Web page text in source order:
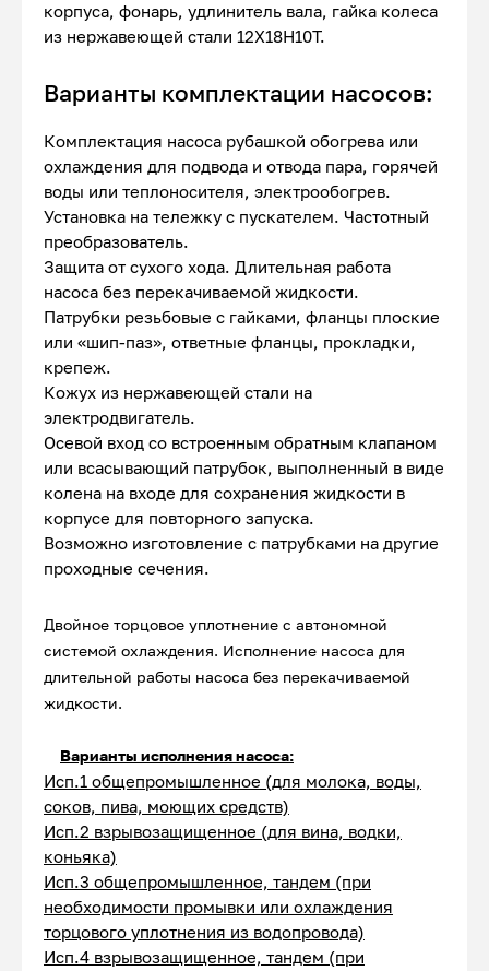
корпуса, фонарь, удлинитель вала, гайка колеса
из нержавеющей стали 12Х18Н10Т.
Варианты комплектации насосов:
Комплектация насоса рубашкой обогрева или
охлаждения для подвода и отвода пара, горячей
воды или теплоносителя, электрообогрев.
Установка на тележку с пускателем. Частотный
преобразователь.
Защита от сухого хода. Длительная работа
насоса без перекачиваемой жидкости.
Патрубки резьбовые с гайками, фланцы плоские
или «шип-паз», ответные фланцы, прокладки,
крепеж.
Кожух из нержавеющей стали на
электродвигатель.
Осевой вход со встроенным обратным клапаном
или всасывающий патрубок, выполненный в виде
колена на входе для сохранения жидкости в
корпусе для повторного запуска.
Возможно изготовление с патрубками на другие
проходные сечения.
Двойное торцовое уплотнение с автономной
системой охлаждения. Исполнение насоса для
длительной работы насоса без перекачиваемой
жидкости.
Варианты исполнения насоса:
Исп.1 общепромышленное (для молока, воды,
соков, пива, моющих средств)
Исп.2 взрывозащищенное (для вина, водки,
коньяка)
Исп.3 общепромышленное, тандем (при
необходимости промывки или охлаждения
торцового уплотнения из водопровода)
Исп.4 взрывозащищенное, тандем (при